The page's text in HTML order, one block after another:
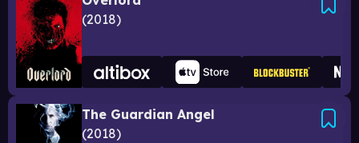
2018
The Guardian Angel
2018